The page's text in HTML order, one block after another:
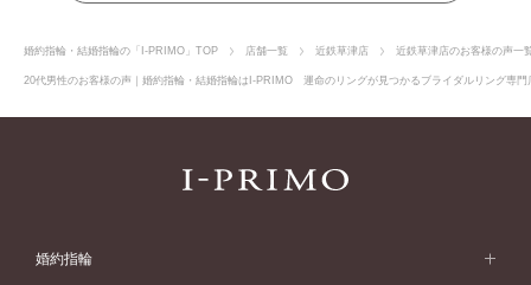
婚約指輪・結婚指輪の「I-PRIMO」TOP 店舗一覧 近鉄草津店 近鉄草津店のお客様の声一
20代男性のお客様の声｜婚約指輪・結婚指輪はI-PRIMO 運命のリングが見つかるブライダルリング専
婚約指輪